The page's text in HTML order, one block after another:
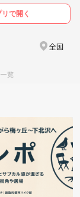
で開く
全国
覧